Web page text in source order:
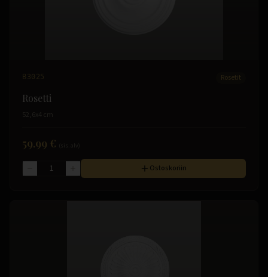
B3025 Rosetit
Rosetti
52,6x4 cm
59.99 €
Ostoskoriin